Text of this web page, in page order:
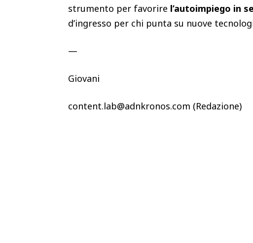
strumento per favorire l’autoimpiego in
d’ingresso per chi punta su nuove
—
Giovani
content.lab@adnkronos.com (Redazione)